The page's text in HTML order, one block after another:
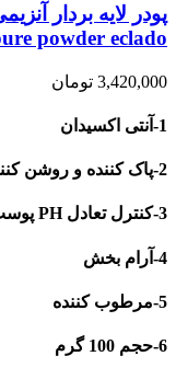
پودر لایه بردار
powder eclado
3,420,000 تومان
1-آنتی اکسیدان
2-پاک کننده و روشن کننده
3-کنترل تعادل PH پوست
4-آرام بخش
5-مرطوب کننده
6-حجم 100 گرم